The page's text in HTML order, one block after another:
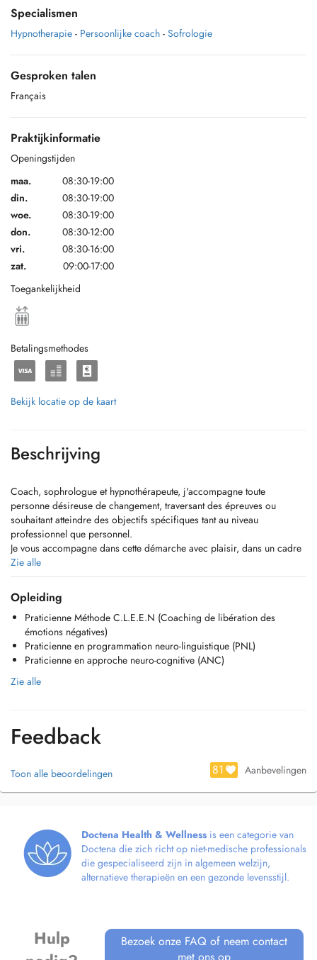
Specialismen
Hypnotherapie - Persoonlijke coach - Sofrologie
Gesproken talen
Français
Praktijkinformatie
Openingstijden
maa.
08:30-19:00
din.
08:30-19:00
woe.
08:30-19:00
don.
08:30-12:00
vri.
08:30-16:00
zat.
09:00-17:00
Toegankelijkheid
Betalingsmethodes
Bekijk locatie op de kaart
Beschrijving
Coach, sophrologue et hypnothérapeute, j'accompagne toute
personne désireuse de changement, traversant des épreuves ou
souhaitant atteindre des objectifs spécifiques tant au niveau
professionnel que personnel.
Je vous accompagne dans cette démarche avec plaisir, dans un cadre
bienveillant et dynamique.
Adultes :
-Coaching de transition et de changement : rupture, réorientation
professionnelle, plan social, divorce, retraite, licenciement, naissance,
déménagement.
- Clarifier sa situation, se recentrer pour aller de lavant.
- Evaluation D.I.S.C et Forces motrices test + Rapport complet +
Restitution personnalisée
- Sophrologie
- Méthode C.LE.E.N (Voir sur mon site internet pour plus
- Hypnose et Sophrologie
- Regagner confiance en soi
- Gestion de Stress
Honoraires :
Zie alle
Opleiding
Praticienne Méthode C.L.E.E.N (Coaching de libération des
émotions négatives)
Praticienne en programmation neuro-linguistique (PNL)
Praticienne en approche neuro-cognitive (ANC)
Zie alle
Feedback
Toon alle beoordelingen 81 Aanbevelingen
Doctena Health & Wellness is een categorie van
Doctena die zich richt op niet-medische professionals
die gespecialiseerd zijn in algemeen welzijn,
alternatieve therapieën en een gezonde levensstijl.
Hulp
Bezoek onze FAQ of neem contact